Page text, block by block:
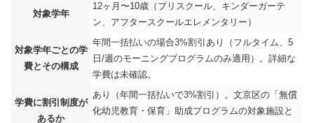
対象学年
12ヶ月〜10歳（プリスクール、キンダーガーテ
ン、アフタースクールエレメンタリー）
対象学年ごとの学
費とその構成
年間一括払いの場合3%割引あり（フルタイム、5
日/週のモーニングプログラムのみ適用）。詳細な
学費は未確認。
学費に割引制度が
あるか
あり（年間一括払いで3%割引）。文京区の「無償
化幼児教育・保育」助成プログラムの対象施設と